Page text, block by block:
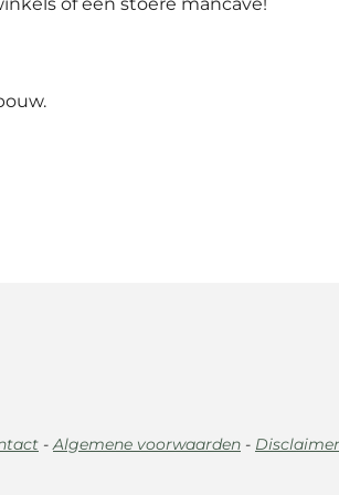
-Algemene voorwaarden - Disclaimer